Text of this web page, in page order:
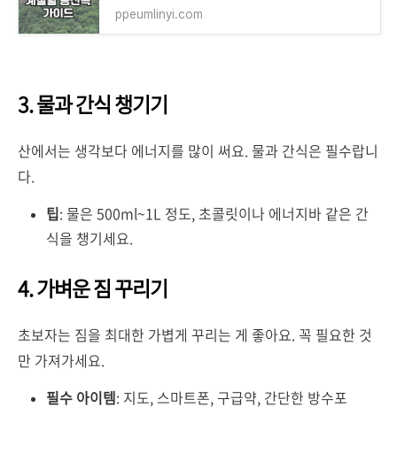
ppeumlinyi.com
3. 물과 간식 챙기기
산에서는 생각보다 에너지를 많이 써요. 물과 간식은 필수랍니
다.
팁: 물은 500ml~1L 정도, 초콜릿이나 에너지바 같은 간
식을 챙기세요.
4. 가벼운 짐 꾸리기
초보자는 짐을 최대한 가볍게 꾸리는 게 좋아요. 꼭 필요한 것
만 가져가세요.
필수 아이템: 지도, 스마트폰, 구급약, 간단한 방수포